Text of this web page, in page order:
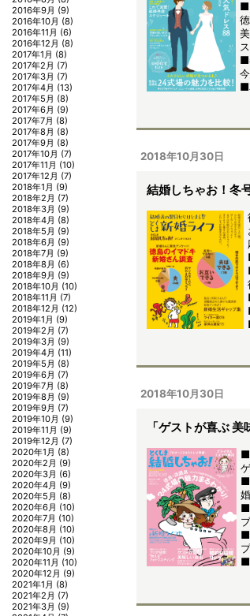
■
■
■
2018年10月30日
結婚しちゃお！冬
2018年10月30日
「ゲストが喜ぶ
■
■
■
■
■
2016年9月 (9)
2016年10月 (8)
2016年11月 (6)
2016年12月 (8)
2017年1月 (8)
2017年2月 (7)
2017年3月 (7)
2017年4月 (13)
2017年5月 (8)
2017年6月 (9)
2017年7月 (8)
2017年8月 (8)
2017年9月 (8)
2017年10月 (7)
2017年11月 (10)
2017年12月 (7)
2018年1月 (9)
2018年2月 (7)
2018年3月 (9)
2018年4月 (8)
2018年5月 (9)
2018年6月 (9)
2018年7月 (9)
2018年8月 (6)
2018年9月 (9)
2018年10月 (10)
2018年11月 (7)
2018年12月 (12)
2019年1月 (9)
2019年2月 (7)
2019年3月 (9)
2019年4月 (11)
2019年5月 (8)
2019年6月 (7)
2019年7月 (8)
2019年8月 (9)
2019年9月 (7)
2019年10月 (9)
2019年11月 (9)
2019年12月 (7)
2020年1月 (8)
2020年2月 (9)
2020年3月 (6)
2020年4月 (9)
2020年5月 (8)
2020年6月 (10)
2020年7月 (10)
2020年8月 (10)
2020年9月 (10)
2020年10月 (9)
2020年11月 (10)
2020年12月 (9)
2021年1月 (8)
2021年2月 (7)
2021年3月 (9)